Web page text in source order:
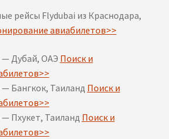
рейсы Flydubai из Краснодара,
авиабилетов>>
— Дубай, ОАЭ Поиск и
Бангкок, Таиланд Поиск и
Пхукет, Таиланд Поиск и